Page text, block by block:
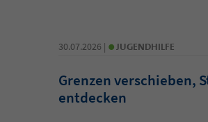
30.07.2026 | • JUGENDHILFE
Grenzen verschieben,
entdecken